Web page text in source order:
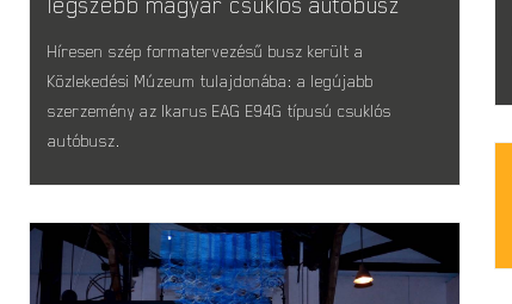
Híresen szép formatervezésű busz került a
Közlekedési Múzeum tulajdonába: a legújabb
szerzemény az Ikarus EAG E94G típusú csuklós
autóbusz.